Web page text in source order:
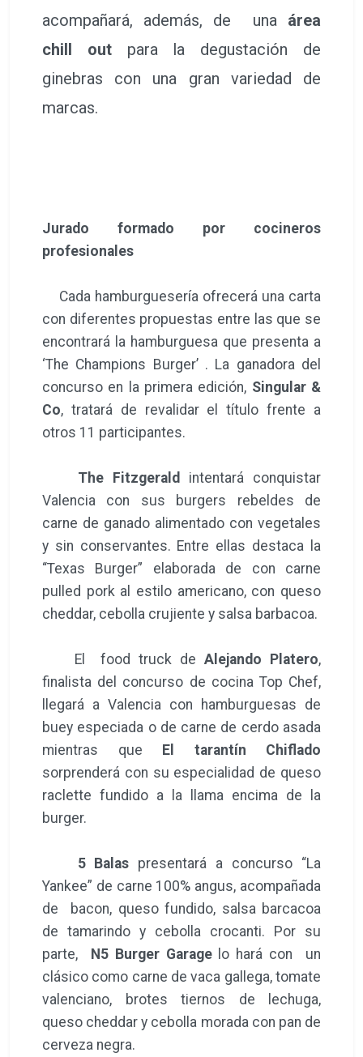
acompañará, además, de unaárea
chill out para la degustación de
ginebras con una gran variedad de
marcas.
Jurado formado por cocineros
profesionales
Cada hamburguesería ofrecerá una carta
con diferentes propuestas entre las que se
encontrará la hamburguesa que presenta a
‘The Champions Burger’ . La ganadora del
concurso en la primera edición, Singular &
Co, tratará de revalidar el título frente a
otros 11 participantes.
The Fitzgerald
intentará conquistar
Valencia con sus burgers rebeldes de
carne de ganado alimentado con vegetales
y sin conservantes. Entre ellas destaca la
“Texas Burger” elaborada de con carne
pulled pork al estilo americano, con queso
cheddar, cebolla crujiente y salsa barbacoa.
El food truck de Alejando Platero,
finalista del concurso de cocina Top Chef,
llegará a Valencia con hamburguesas de
buey especiada o de carne de cerdo asada
mientras que El tarantín Chiflado
sorprenderá con su especialidad de queso
raclette fundido a la llama encima de la
burger.
5 Balas presentará a concurso “La
Yankee” de carne 100% angus, acompañada
de bacon, queso fundido, salsa barcacoa
de tamarindo y cebolla crocanti. Por su
parte,
N5 Burger Garagelo hará con un
clásico como carne de vaca gallega, tomate
valenciano, brotes tiernos de lechuga,
queso cheddar y cebolla morada con pan de
cerveza negra.